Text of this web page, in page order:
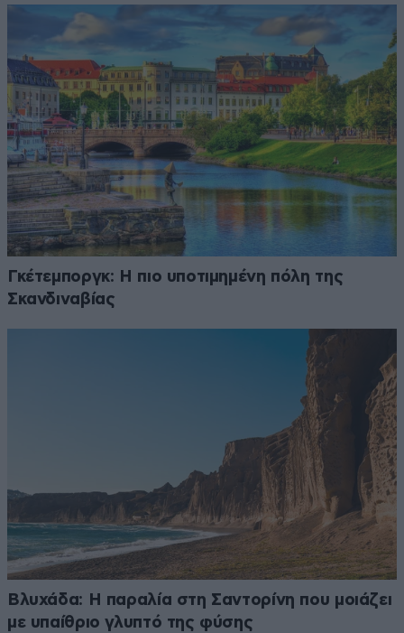
Γκέτεμποργκ: Η πιο υποτιμημένη πόλη της
Σκανδιναβίας
Βλυχάδα: Η παραλία στη Σαντορίνη που μοιάζει
με υπαίθριο γλυπτό της φύσης